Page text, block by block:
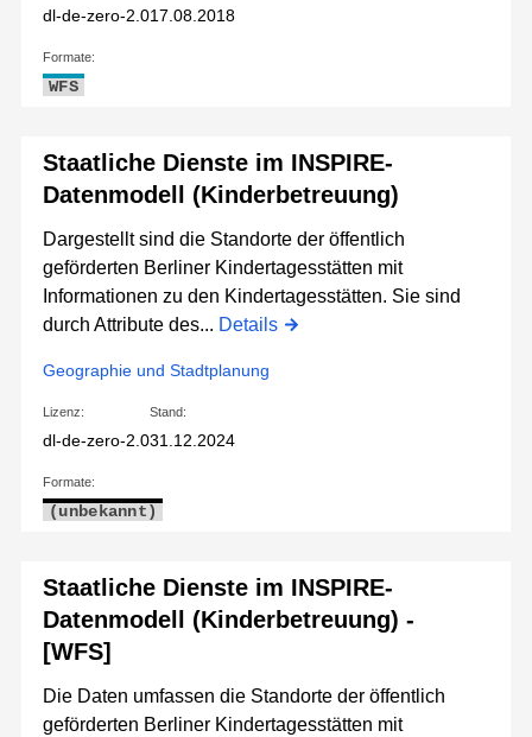
dl-de-zero-2.017.08.2018
Formate:
WFS
Staatliche Dienste im INSPIRE-
Datenmodell (Kinderbetreuung)
Dargestellt sind die Standorte der öffentlich
geförderten Berliner Kindertagesstätten mit
Informationen zu den Kindertagesstätten. Sie sind
durch Attribute des... Details
Geographie und Stadtplanung
Lizenz:
dl-de-zero-2.0
Stand:
31.12.2024
Formate:
(unbekannt)
Staatliche Dienste im INSPIRE-
Datenmodell (Kinderbetreuung) -
[WFS]
Die Daten umfassen die Standorte der öffentlich
geförderten Berliner Kindertagesstätten mit